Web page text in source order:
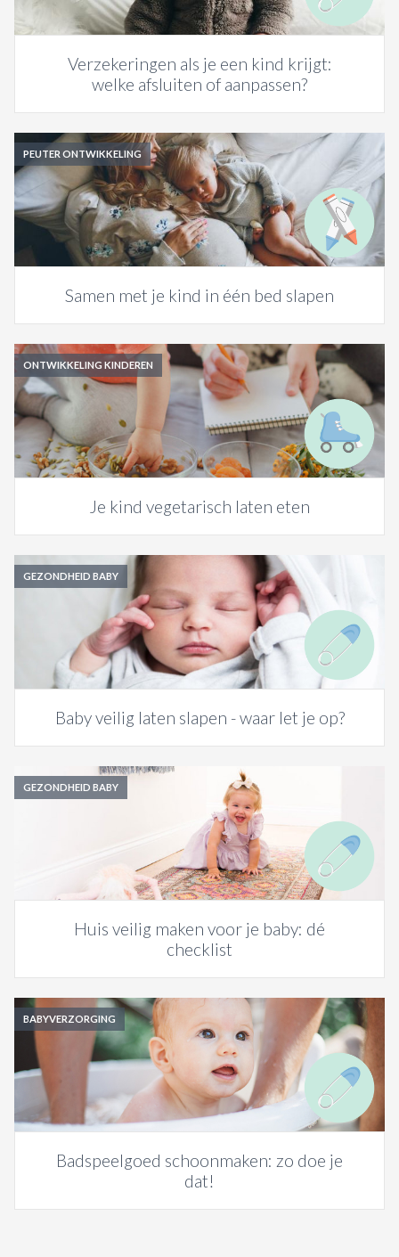
Verzekeringen als je een kind krijgt:
welke afsluiten of aanpassen?
PEUTER ONTWIKKELING
Samen met je kind in één bed slapen
ONTWIKKELING KINDEREN
Je kind vegetarisch laten eten
GEZONDHEID BABY
Baby veilig laten slapen - waar let je op?
GEZONDHEID BABY
Huis veilig maken voor je baby: dé
checklist
BABYVERZORGING
Badspeelgoed schoonmaken: zo doe je
dat!